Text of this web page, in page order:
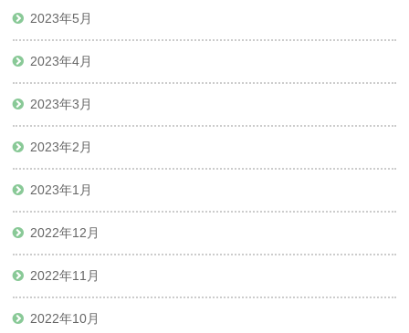
2023年5月
2023年4月
2023年3月
2023年2月
2023年1月
2022年12月
2022年11月
2022年10月